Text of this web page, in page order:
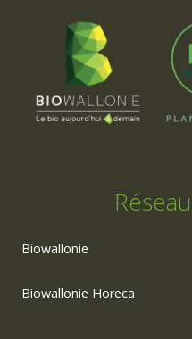
Biowallonie
Biowallonie Horeca